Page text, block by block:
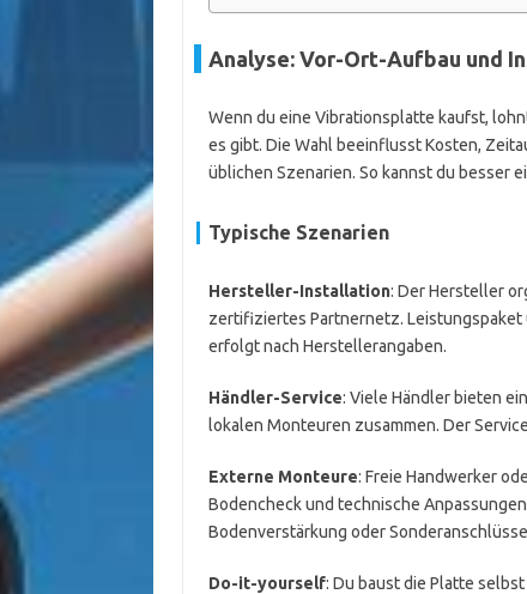
Analyse: Vor-Ort-Aufbau und
Wenn du eine Vibrationsplatte kaufst,
es gibt. Die Wahl beeinflusst Kosten,
üblichen Szenarien. So kannst du besser
Typische Szenarien
Hersteller-Installation: Der Hersteller
zertifiziertes Partnernetz. Leistungspaket
erfolgt nach Herstellerangaben.
Händler-Service: Viele Händler bieten
lokalen Monteuren zusammen. Der
Externe Monteure: Freie Handwerker
Bodencheck und technische
Bodenverstärkung oder
Do-it-yourself: Du baust die Platte